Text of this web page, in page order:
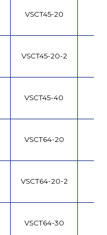
VSCT45-20
VSCT45-20-2
VSCT45-40
VSCT64-20
VSCT64-20-2
VSCT64-30